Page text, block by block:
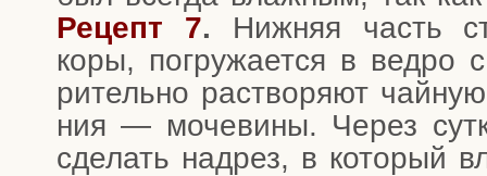
Рецепт 7. Ниж­няя часть
коры, погру­жа­ет­ся в вед­ро
ри­тель­но рас­тво­ря­ют
ния — моче­ви­ны. Через
сде­лать над­рез, в кото­рый